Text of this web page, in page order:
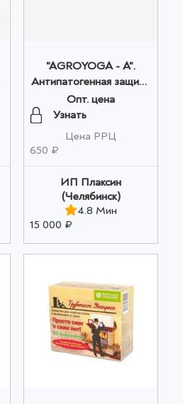
"AGROYOGA - A".
Антипатогенная защита
растений 300 мл. оптом
Опт. цена
Узнать
Цена РРЦ
650 ₽
ИП Плаксин
(Челябинск)
4.8 Мин
15 000 ₽